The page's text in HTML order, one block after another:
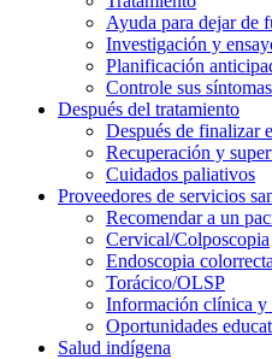
Ayuda para dejar de
Investigación y
Planificación
Controle sus síntomas
Después del tratamiento
Después de finalizar
Recuperación y
Cuidados paliativos
Proveedores de servicios
Recomendar a un
Cervical/Colposcopia
Endoscopia
Torácico/OLSP
Información clínica y
Oportunidades
Salud indígena